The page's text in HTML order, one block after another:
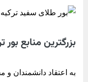
بزرگترین منابع بور
به اعتقاد دانشمندان و